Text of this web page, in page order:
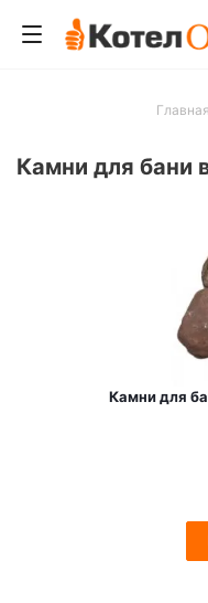
Главная
Камни для бани
Камни для